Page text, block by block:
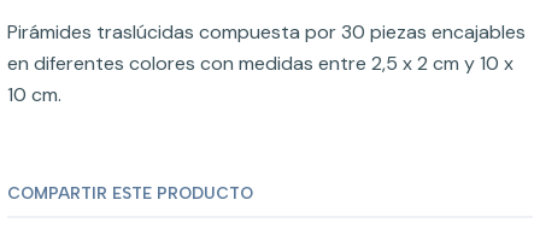
Pirámides traslúcidas compuesta por 30 piezas encajables
en diferentes colores con medidas entre 2,5 x 2 cm y 10 x
10 cm.
COMPARTIR ESTE PRODUCTO